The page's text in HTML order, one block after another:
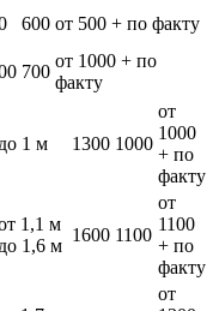
600 от 500 + по факту
700
от 1000 + по
факту
до 1 м 1300 1000
от
1000
+ по
факту
1,1 м
до 1,6 м
1600 1100
от
1100
+ по
факту
от